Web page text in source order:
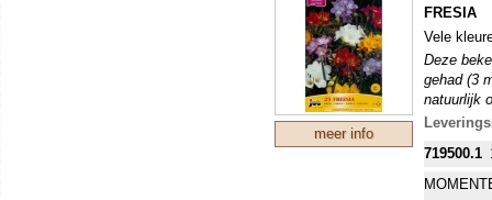
meer info
FRESIA
Vele
Deze
gehad (3
natuurlijk
719500.1